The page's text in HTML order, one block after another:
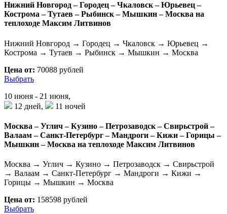
Нижний Новгород – Городец – Чкаловск – Юрьевец –
Кострома – Тутаев – Рыбинск – Мышкин – Москва на
теплоходе Максим Литвинов
Нижний Новгород → Городец → Чкаловск → Юрьевец →
Кострома → Тутаев → Рыбинск → Мышкин → Москва
Цена от: 70088 рублей
Выбрать
10 июня - 21 июня,
12 дней,
11 ночей
Москва – Углич – Кузино – Петрозаводск – Свирьстрой –
Валаам – Санкт-Петербург – Мандроги – Кижи – Горицы –
Мышкин – Москва на теплоходе Максим Литвинов
Москва → Углич → Кузино → Петрозаводск → Свирьстрой
→ Валаам → Санкт-Петербург → Мандроги → Кижи →
Горицы → Мышкин → Москва
Цена от: 158598 рублей
Выбрать